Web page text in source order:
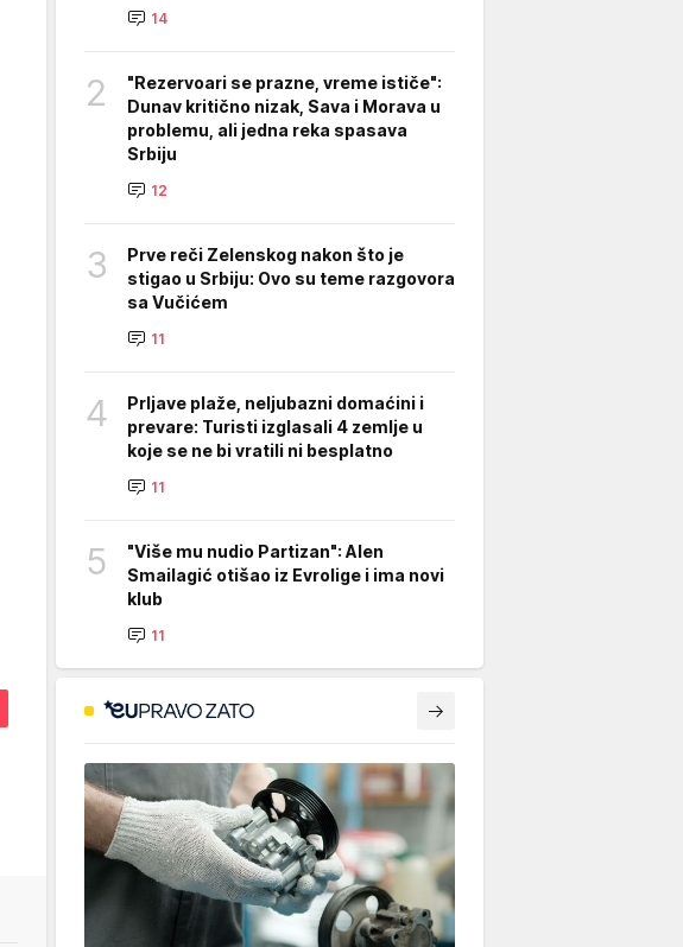
14
2
"Rezervoari se prazne, vreme ističe":
Dunav kritično nizak, Sava i Morava u
problemu, ali jedna reka spasava
Srbiju
12
3
Prve reči Zelenskog nakon što je
stigao u Srbiju: Ovo su teme razgovora
sa Vučićem
11
4
Prljave plaže, neljubazni domaćini i
prevare: Turisti izglasali 4 zemlje u
koje se ne bi vratili ni besplatno
11
5
"Više mu nudio Partizan": Alen
Smailagić otišao iz Evrolige i ima novi
klub
11